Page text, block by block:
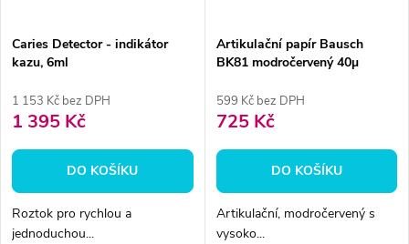
Caries Detector - indikátor
kazu, 6ml
1 153 Kč bez DPH
1 395 Kč
DO KOŠÍKU
Roztok pro rychlou a
jednoduchou...
Artikulační papír Bausch
BK81 modročervený 40µ
599 Kč bez DPH
725 Kč
DO KOŠÍKU
Artikulační, modročervený s
vysoko...